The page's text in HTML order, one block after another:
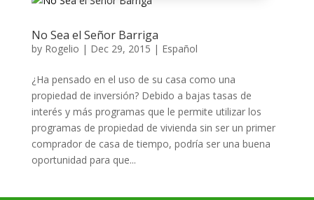
No Sea el Señor Barriga
by Rogelio | Dec 29, 2015 | Español
¿Ha pensado en el uso de su casa como una
propiedad de inversión? Debido a bajas tasas de
interés y más programas que le permite utilizar los
programas de propiedad de vivienda sin ser un primer
comprador de casa de tiempo, podría ser una buena
oportunidad para que...